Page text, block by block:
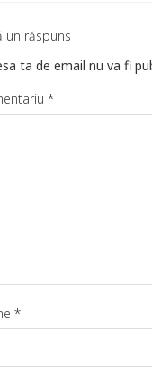
un răspuns
ta de email nu va fi
*
*